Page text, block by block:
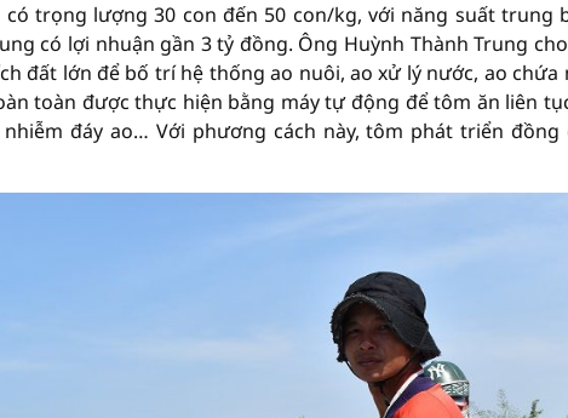
trọng lượng 30 con đến 50 con/kg, với năng suất trung
có lợi nhuận gần 3 tỷ đồng. Ông Huỳnh Thành Trung
đất lớn để bố trí hệ thống ao nuôi, ao xử lý nước, ao chứa
toàn được thực hiện bằng máy tự động để tôm ăn liên
đáy ao… Với phương cách này, tôm phát triển đồng